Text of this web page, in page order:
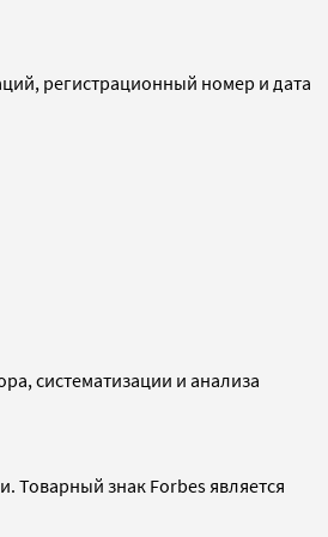
регистрационный номер и дата
систематизации и анализа
Товарный знак Forbes является